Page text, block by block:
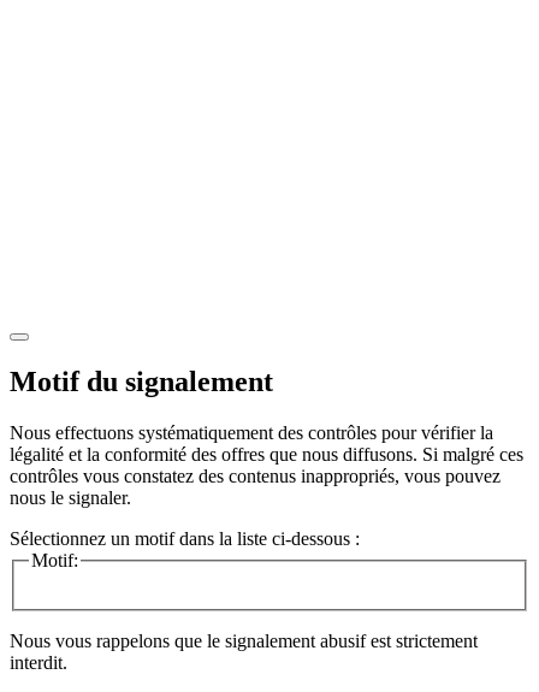
Motif du signalement
Nous effectuons systématiquement des contrôles pour vérifier la
légalité et la conformité des offres que nous diffusons. Si malgré ces
contrôles vous constatez des contenus inappropriés, vous pouvez
nous le signaler.
Sélectionnez un motif dans la liste ci-dessous :
Motif:
Nous vous rappelons que le signalement abusif est strictement
interdit.